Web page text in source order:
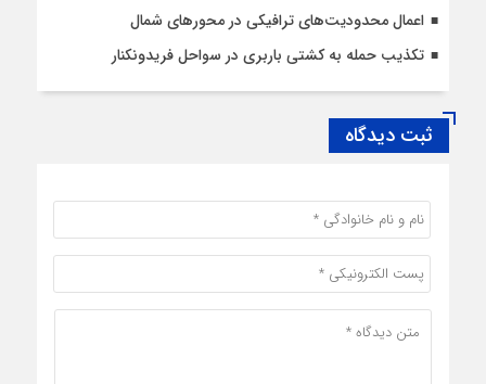
اعمال محدودیت‌‌های ترافیکی در محورهای شمال
تکذیب حمله به کشتی باربری در سواحل فریدونکنار
ثبت دیدگاه